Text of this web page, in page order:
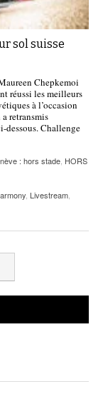
sol suisse
Chepkemoi
réussi les meilleurs
à l’occasion
retransmis
dessous. Challenge
: hors stade HORS
Livestream